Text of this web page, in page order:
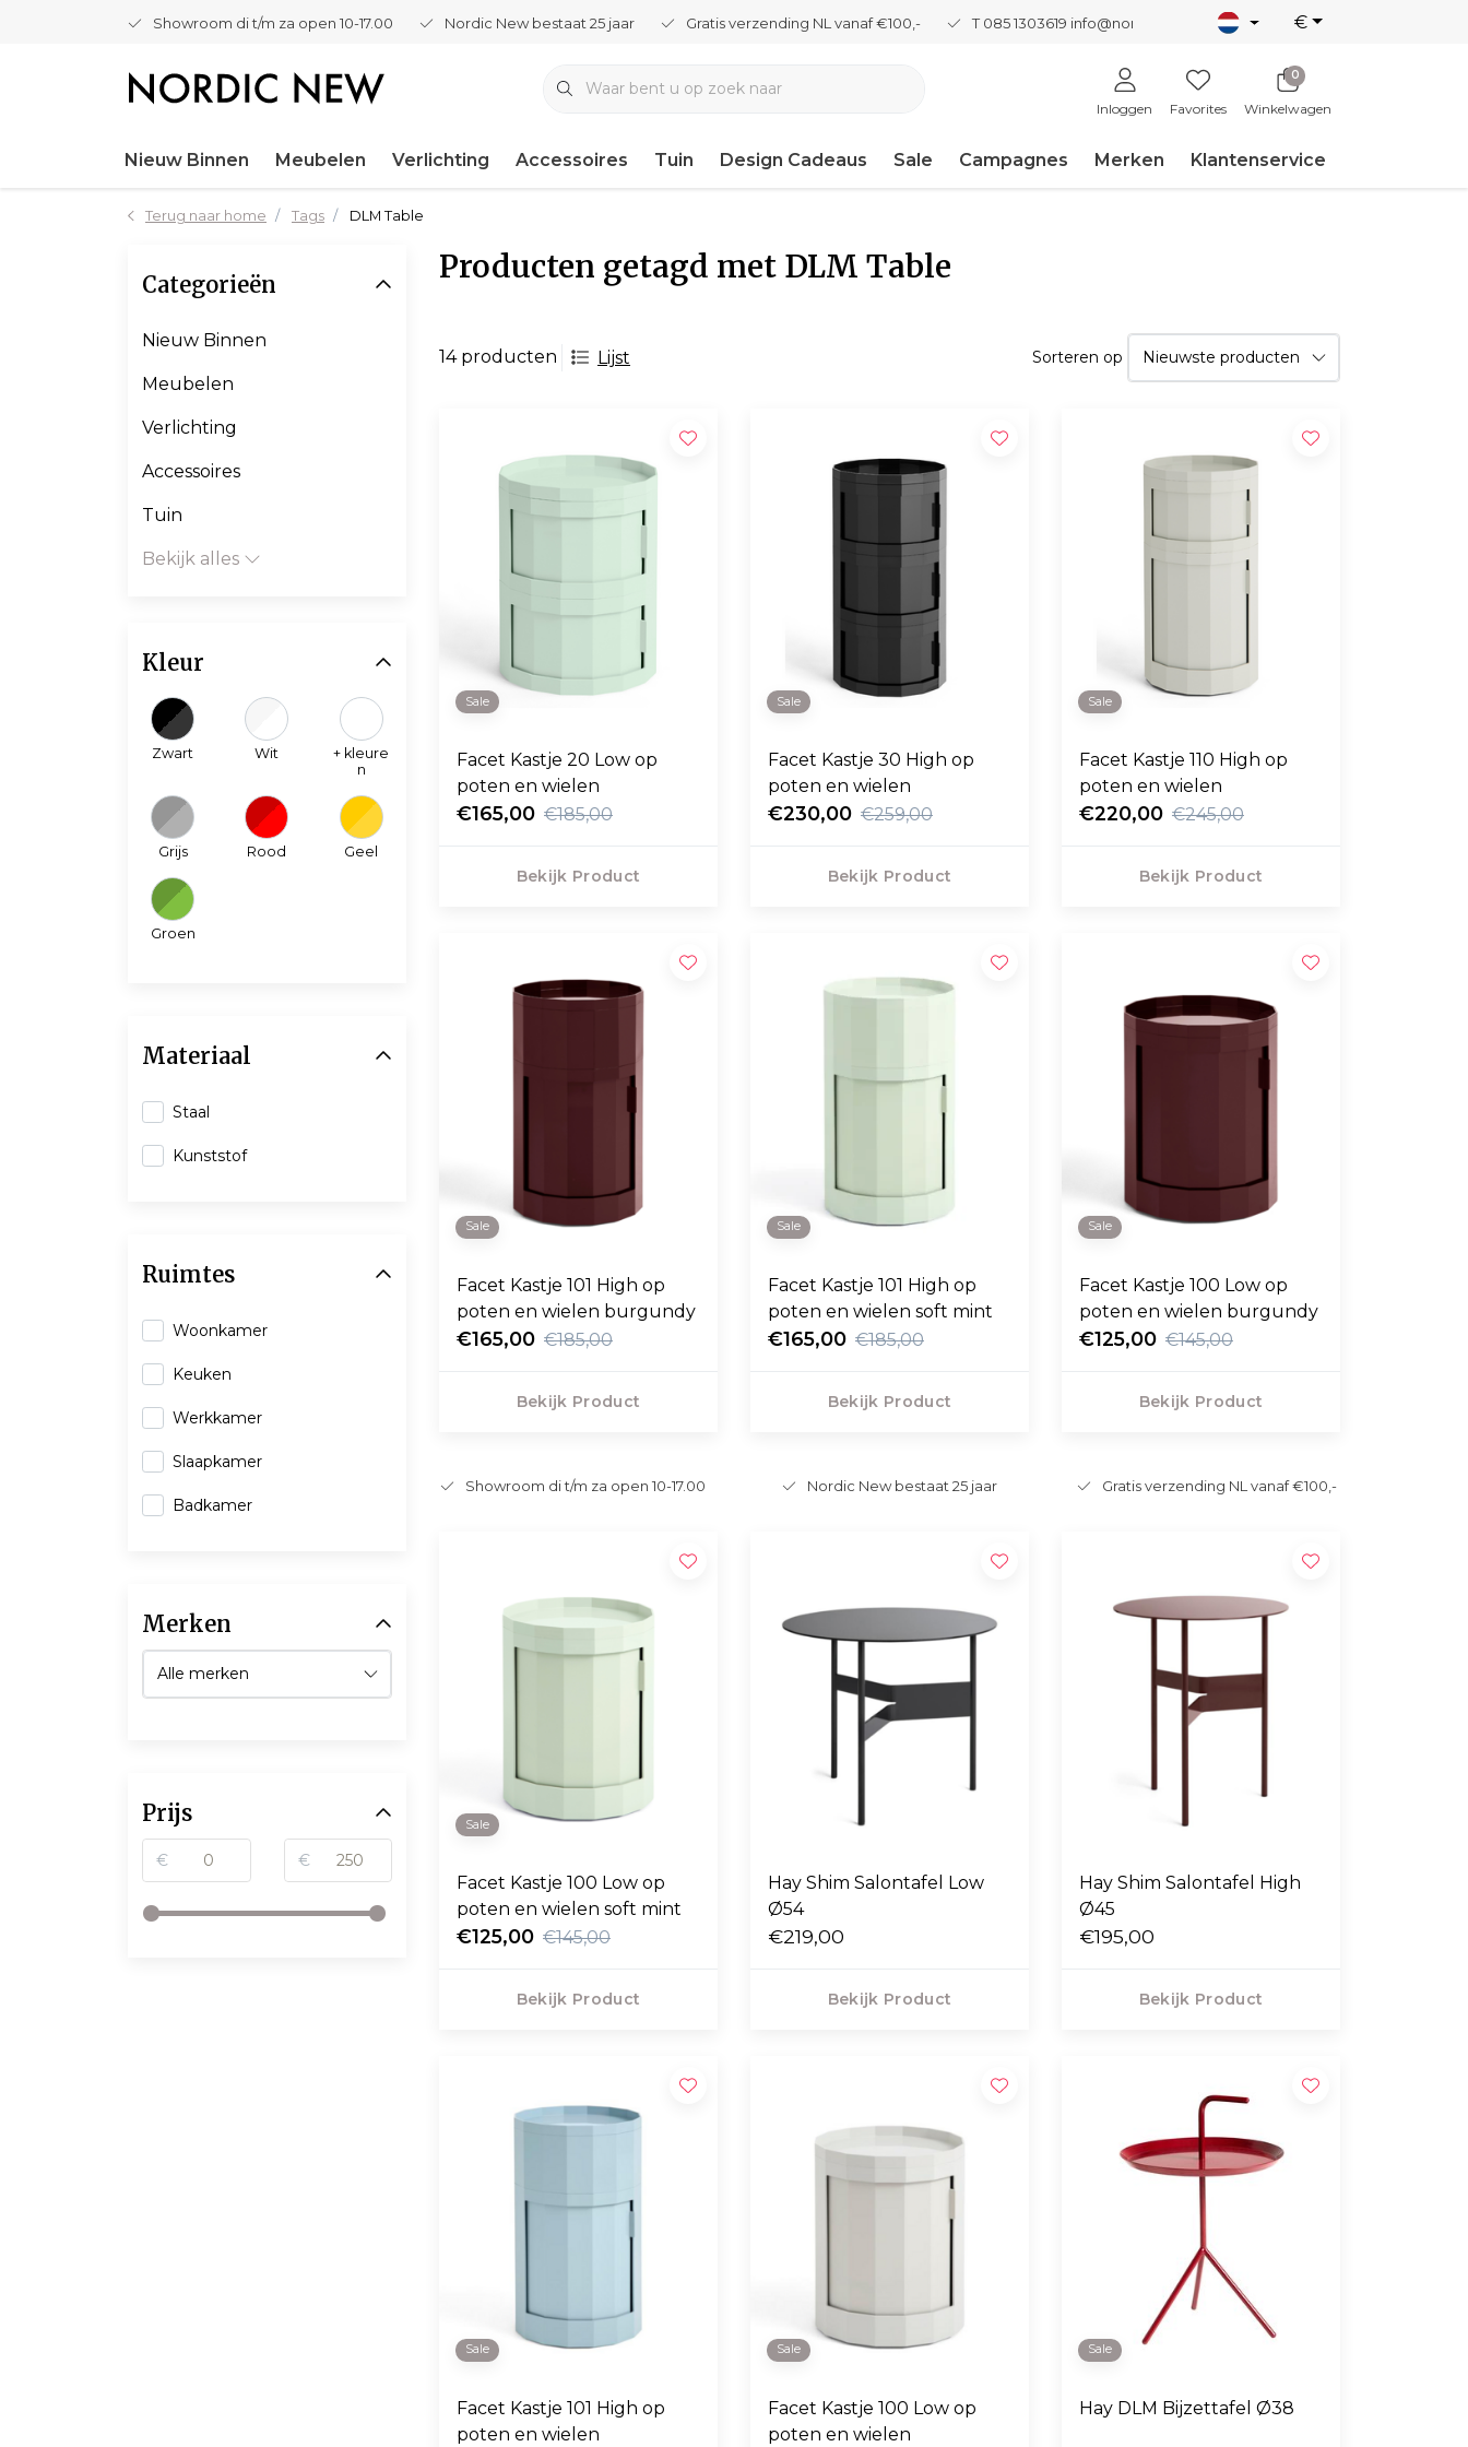
Showroom di t/m za open 10-17.00 Nordic New bestaat 25 jaar Gratis verzending NL vanaf €100,- T 085 1303619 info@nordicnew.nl €
Inloggen Favorites
0
Winkelwagen
Nieuw Binnen Meubelen Verlichting Accessoires Tuin Design Cadeaus Sale Campagnes Merken Klantenservice
Terug naar home Tags DLM Table
Producten getagd met DLM Table
14 producten Lijst Sorteren op
Sale
Facet Kastje 20 Low op
poten en wielen
€165,00 €185,00
Bekijk Product
Sale
Facet Kastje 30 High op
poten en wielen
€230,00 €259,00
Bekijk Product
Sale
Facet Kastje 110 High op
poten en wielen
€220,00 €245,00
Bekijk Product
Sale
Facet Kastje 101 High op
poten en wielen burgundy
€165,00 €185,00
Bekijk Product
Sale
Facet Kastje 101 High op
poten en wielen soft mint
€165,00 €185,00
Bekijk Product
Sale
Facet Kastje 100 Low op
poten en wielen burgundy
€125,00 €145,00
Bekijk Product
Showroom di t/m za open 10-17.00 Nordic New bestaat 25 jaar Gratis verzending NL vanaf €100,-
Sale
Facet Kastje 100 Low op
poten en wielen soft mint
€125,00 €145,00
Bekijk Product
Hay Shim Salontafel Low
Ø54
€219,00
Bekijk Product
Hay Shim Salontafel High
Ø45
€195,00
Bekijk Product
Sale
Facet Kastje 101 High op
poten en wielen
Sale
Facet Kastje 100 Low op
poten en wielen
Sale
Hay DLM Bijzettafel Ø38
Categorieën
Nieuw Binnen
Meubelen
Verlichting
Accessoires
Tuin
Bekijk alles
Kleur
Zwart Wit
+ kleure
n
Grijs Rood Geel
Groen
Materiaal
Staal
Kunststof
Ruimtes
Woonkamer
Keuken
Werkkamer
Slaapkamer
Badkamer
Merken
Prijs
€ €